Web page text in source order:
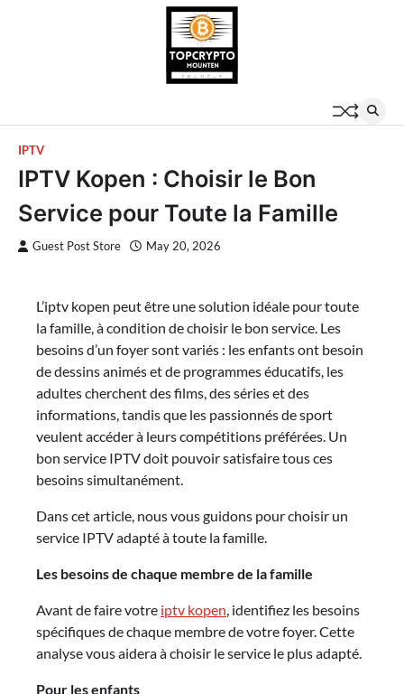
IPTV
IPTV Kopen : Choisir le Bon
Service pour Toute la Famille
Guest Post Store May 20, 2026
L’iptv kopen peut être une solution idéale pour toute
la famille, à condition de choisir le bon service. Les
besoins d’un foyer sont variés : les enfants ont besoin
de dessins animés et de programmes éducatifs, les
adultes cherchent des films, des séries et des
informations, tandis que les passionnés de sport
veulent accéder à leurs compétitions préférées. Un
bon service IPTV doit pouvoir satisfaire tous ces
besoins simultanément.
Dans cet article, nous vous guidons pour choisir un
service IPTV adapté à toute la famille.
Les besoins de chaque membre de la famille
Avant de faire votre iptv kopen, identifiez les besoins
spécifiques de chaque membre de votre foyer. Cette
analyse vous aidera à choisir le service le plus adapté.
Pour les enfants